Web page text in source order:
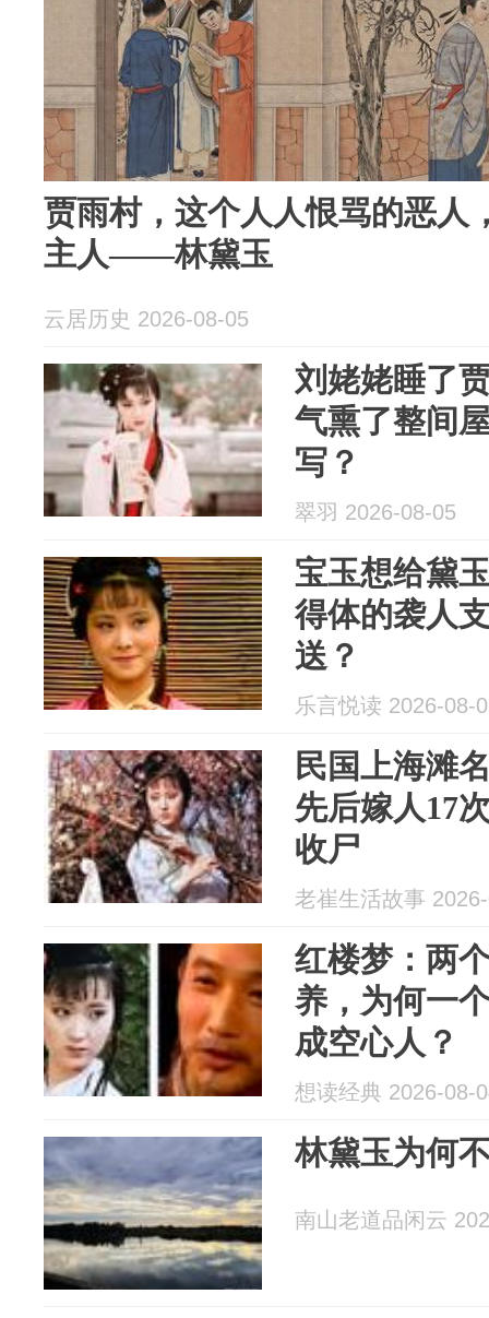
贾雨村，这个人人恨骂的恶人
主人——林黛玉
云居历史 2026-08-05
刘姥姥睡了
气熏了整间
写？
翠羽 2026-08-05
宝玉想给黛
得体的袭人
送？
乐言悦读 2026-08-
民国上海滩
先后嫁人17
收尸
老崔生活故事
红楼梦：两
养，为何一
成空心人？
想读经典 2026-08-
林黛玉为何
南山老道品闲云